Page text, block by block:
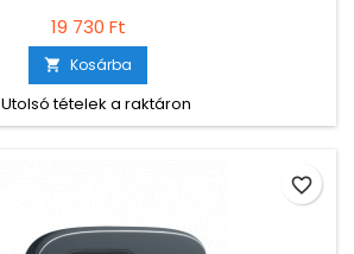
19 730 Ft
 Kosárba
Utolsó tételek a raktáron
favorite_border